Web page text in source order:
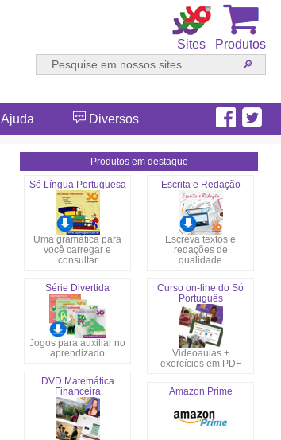
Produtos
Sites
Ajuda Diversos
Produtos em destaque
Só Língua Portuguesa
Uma gramática para
você carregar e
consultar
Escrita e Redação
Escreva textos e
redações de
qualidade
Série Divertida
Jogos para auxiliar no
aprendizado
Curso on-line do Só
Português
Videoaulas +
exercícios em PDF
DVD Matemática
Financeira
Amazon Prime